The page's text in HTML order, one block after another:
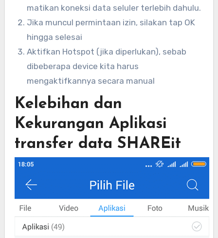
matikan koneksi data seluler terlebih dahulu.
Jika muncul permintaan izin, silakan tap OK
hingga selesai
Aktifkan Hotspot (jika diperlukan), sebab
dibeberapa device kita harus
mengaktifkannya secara manual
Kelebihan dan
Kekurangan Aplikasi
transfer data SHAREit